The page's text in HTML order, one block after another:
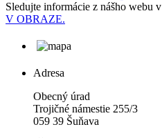
Sledujte informácie z nášho webu v
V OBRAZE.
Adresa
Obecný úrad
Trojičné námestie 255/3
059 39 Šuňava